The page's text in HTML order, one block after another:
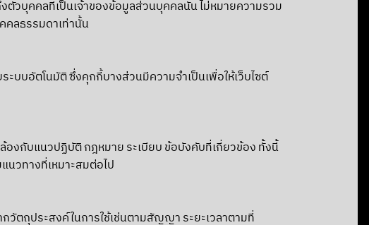
ตัวบุคคลที่เป็นเจ้าของข้อมูลส่วนบุคคลนั้น ไม่หมายความรวม
คลธรรมดาเท่านั้น
ะบบอัตโนมัติ ซึ่งคุกกี้บางส่วนมีความจำเป็นเพื่อให้เว็บไซต์
งกับแนวปฏิบัติ กฎหมาย ระเบียบ ข้อบังคับที่เกี่ยวข้อง ทั้งนี้
นวทางที่เหมาะสมต่อไป
วัตถุประสงค์ในการใช้เช่นตามสัญญา ระยะเวลาตามที่